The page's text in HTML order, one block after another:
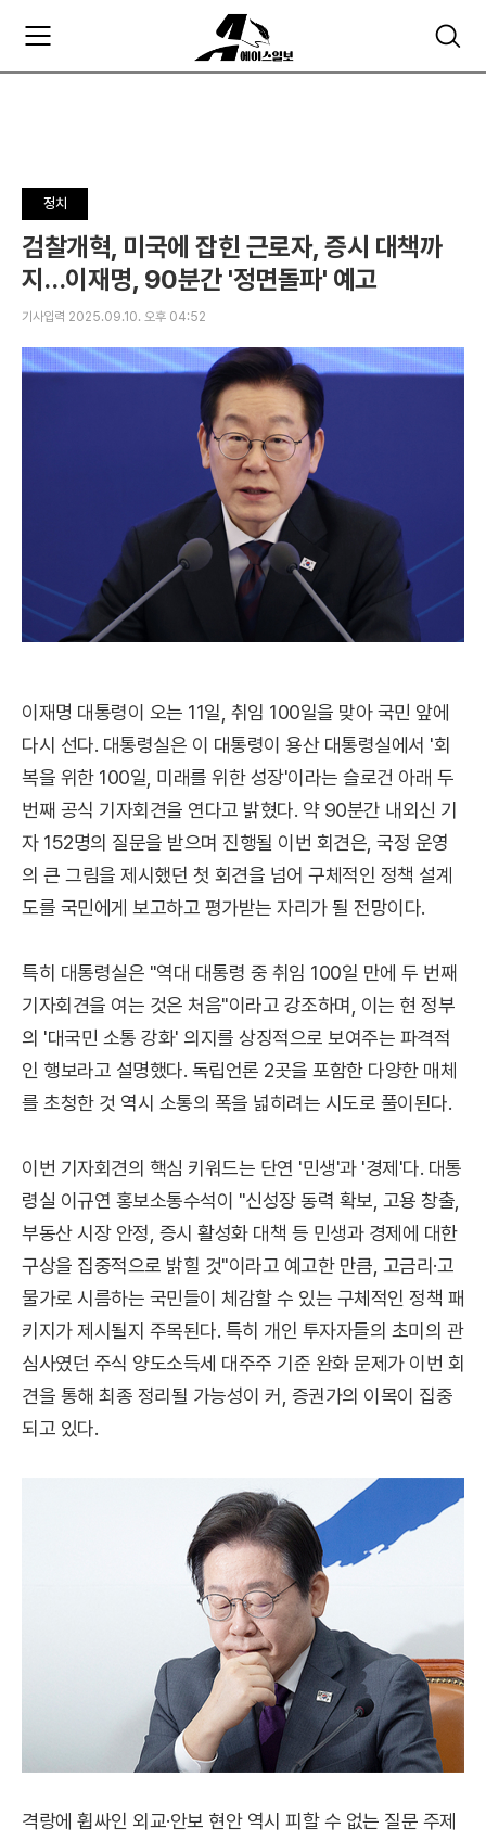
검
색
주
요
펼
치
기
정치
검찰개혁, 미국에 잡힌 근로자, 증시 대책까
지…이재명, 90분간 '정면돌파' 예고
기사입력 2025.09.10. 오후 04:52
이재명 대통령이 오는 11일, 취임 100일을 맞아 국민 앞에
다시 선다. 대통령실은 이 대통령이 용산 대통령실에서 '회
복을 위한 100일, 미래를 위한 성장'이라는 슬로건 아래 두
번째 공식 기자회견을 연다고 밝혔다. 약 90분간 내외신 기
자 152명의 질문을 받으며 진행될 이번 회견은, 국정 운영
의 큰 그림을 제시했던 첫 회견을 넘어 구체적인 정책 설계
도를 국민에게 보고하고 평가받는 자리가 될 전망이다.
특히 대통령실은 "역대 대통령 중 취임 100일 만에 두 번째
기자회견을 여는 것은 처음"이라고 강조하며, 이는 현 정부
의 '대국민 소통 강화' 의지를 상징적으로 보여주는 파격적
인 행보라고 설명했다. 독립언론 2곳을 포함한 다양한 매체
를 초청한 것 역시 소통의 폭을 넓히려는 시도로 풀이된다.
이번 기자회견의 핵심 키워드는 단연 '민생'과 '경제'다. 대통
령실 이규연 홍보소통수석이 "신성장 동력 확보, 고용 창출,
부동산 시장 안정, 증시 활성화 대책 등 민생과 경제에 대한
구상을 집중적으로 밝힐 것"이라고 예고한 만큼, 고금리·고
물가로 시름하는 국민들이 체감할 수 있는 구체적인 정책 패
키지가 제시될지 주목된다. 특히 개인 투자자들의 초미의 관
심사였던 주식 양도소득세 대주주 기준 완화 문제가 이번 회
견을 통해 최종 정리될 가능성이 커, 증권가의 이목이 집중
되고 있다.
격랑에 휩싸인 외교·안보 현안 역시 피할 수 없는 질문 주제